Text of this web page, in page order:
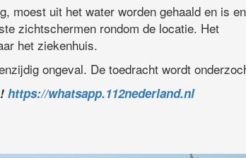
moest uit het water worden gehaald en is
zichtschermen rondom de locatie. Het
het ziekenhuis.
ongeval. De toedracht wordt
https://whatsapp.112nederland.nl